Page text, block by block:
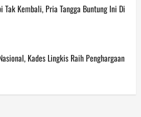
Tak Kembali, Pria Tangga Buntung Ini Di
Kades Lingkis Raih Penghargaan